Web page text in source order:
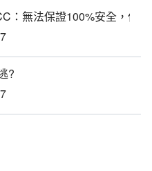
：無法保證100%安全，但
?